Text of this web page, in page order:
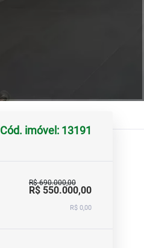
Cód. imóvel: 13191
R$ 690.000,00
R$ 550.000,00
R$ 0,00